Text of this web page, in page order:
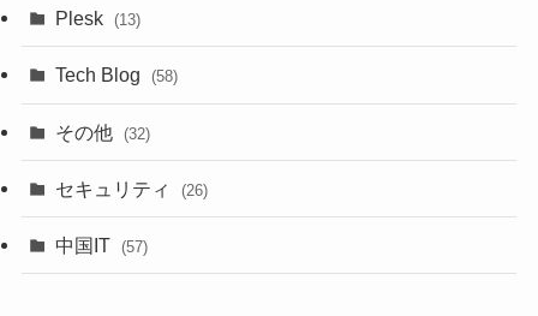
Plesk (13)
Tech Blog (58)
その他 (32)
セキュリティ (26)
中国IT (57)